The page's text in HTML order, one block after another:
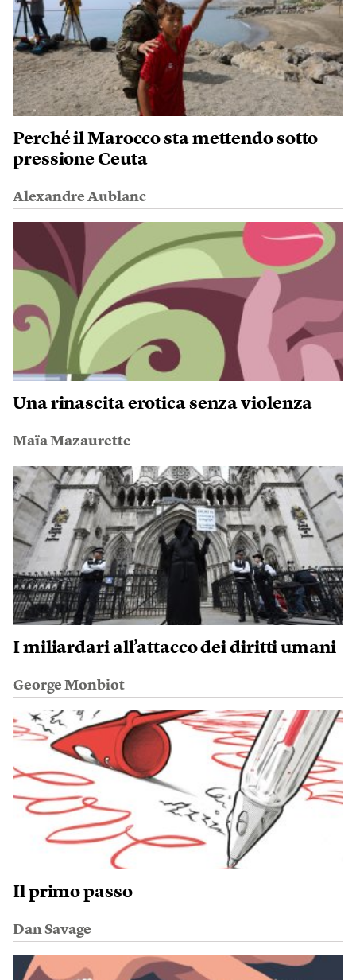
Perché il Marocco sta mettendo sotto
pressione Ceuta
Alexandre Aublanc
Una rinascita erotica senza violenza
Maïa Mazaurette
I miliardari all’attacco dei diritti umani
George Monbiot
Il primo passo
Dan Savage